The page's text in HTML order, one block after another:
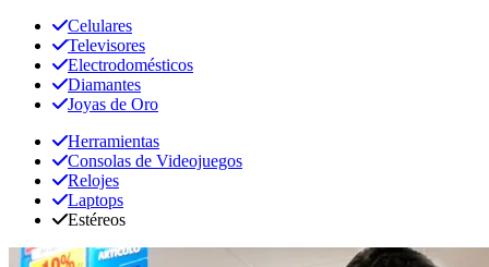
Celulares
Televisores
Electrodomésticos
Diamantes
Joyas de Oro
Herramientas
Consolas de Videojuegos
Relojes
Laptops
Estéreos